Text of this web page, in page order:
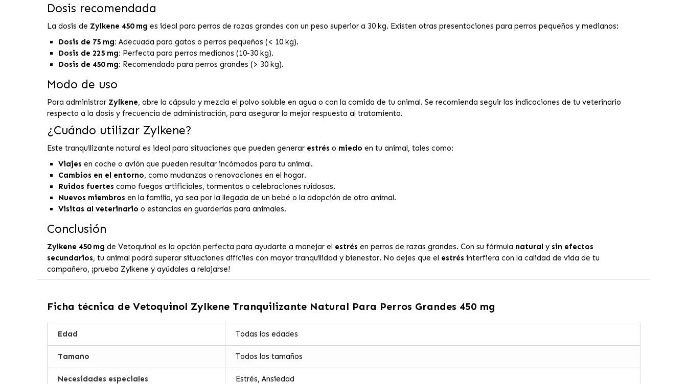
Dosis recomendada
La dosis de Zylkene 450 mg es ideal para perros de razas grandes con un peso superior a 30 kg. Existen otras presentaciones para perros pequeños y medianos:
Dosis de 75 mg: Adecuada para gatos o perros pequeños (< 10 kg).
Dosis de 225 mg: Perfecta para perros medianos (10-30 kg).
Dosis de 450 mg: Recomendado para perros grandes (> 30 kg).
Modo de uso
Para administrar Zylkene, abre la cápsula y mezcla el polvo soluble en agua o con la comida de tu animal. Se recomienda seguir las indicaciones de tu veterinario
respecto a la dosis y frecuencia de administración, para asegurar la mejor respuesta al tratamiento.
¿Cuándo utilizar Zylkene?
Este tranquilizante natural es ideal para situaciones que pueden generar estrés o miedo en tu animal, tales como:
Viajes en coche o avión que pueden resultar incómodos para tu animal.
Cambios en el entorno, como mudanzas o renovaciones en el hogar.
Ruidos fuertes como fuegos artificiales, tormentas o celebraciones ruidosas.
Nuevos miembros en la familia, ya sea por la llegada de un bebé o la adopción de otro animal.
Visitas al veterinario o estancias en guarderías para animales.
Conclusión
Zylkene 450 mg de Vetoquinol es la opción perfecta para ayudarte a manejar el estrés en perros de razas grandes. Con su fórmula natural y sin efectos
secundarios, tu animal podrá superar situaciones difíciles con mayor tranquilidad y bienestar. No dejes que el estrés interfiera con la calidad de vida de tu
compañero, ¡prueba Zylkene y ayúdales a relajarse!
Ficha técnica de Vetoquinol Zylkene Tranquilizante Natural Para Perros Grandes 450 mg
Edad Todas las edades
Tamaño Todos los tamaños
Necesidades especiales Estrés, Ansiedad